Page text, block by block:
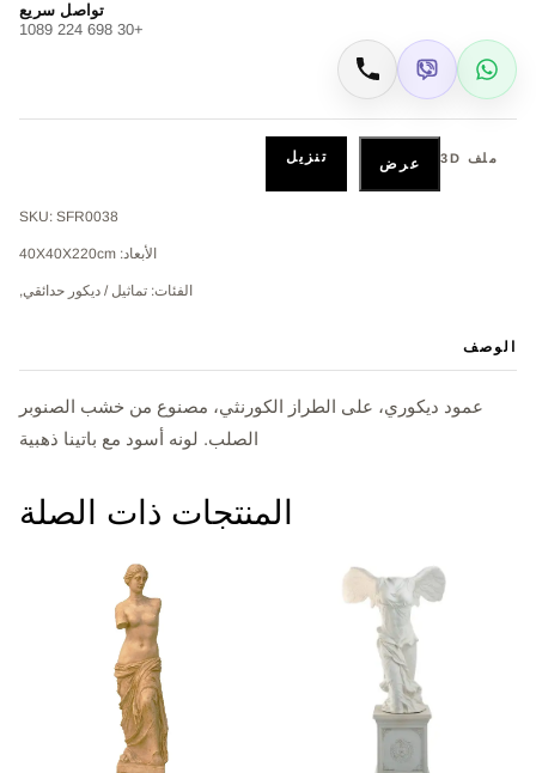
تواصل سريع
+30 698 224 1089
WhatsApp
Viber اتصال
ملف 3D عرض تنزيل
SKU: SFR0038
الأبعاد: 40Χ40Χ220cm
الفئات: تماثيل / ديكور حدائقي,
الوصف
عمود ديكوري، على الطراز الكورنثي، مصنوع من خشب الصنوبر
الصلب. لونه أسود مع باتينا ذهبية
المنتجات ذات الصلة